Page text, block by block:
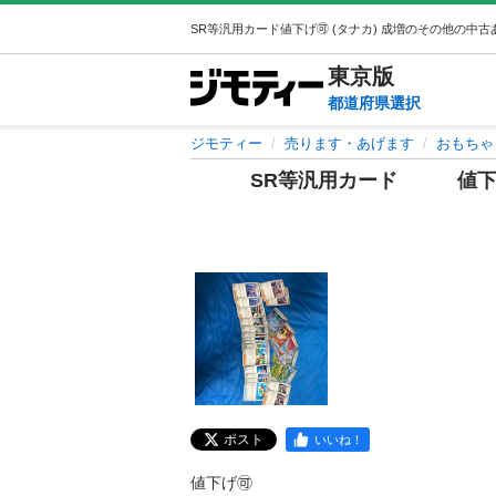
東京版
都道府県選択
ジモティー 売ります・あげます おもちゃ
SR等汎用カード 値下
ポスト いいね！
値下げ🉑